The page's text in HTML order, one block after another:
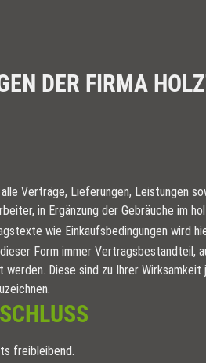
DER FIRMA
Verträge, Lieferungen, Leistungen
in Ergänzung der Gebräuche im
wie Einkaufsbedingungen wird
Form immer Vertragsbestandteil,
werden. Diese sind zu Ihrer
freibleibend.